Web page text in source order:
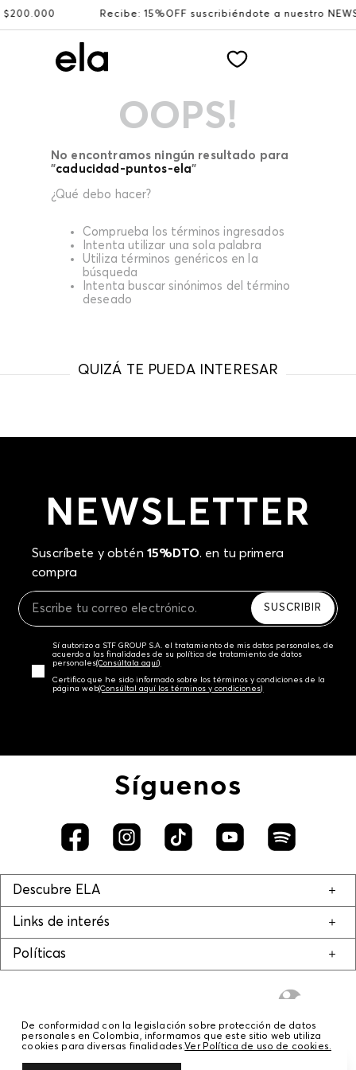
Recibe: 15%OFF suscribiéndote a nuestro
OOPS!
No encontramos ningún resultado para
"caducidad-puntos-ela"
¿Qué debo hacer?
Comprueba los términos ingresados
Intenta utilizar una sola palabra
Utiliza términos genéricos en la
búsqueda
Intenta buscar sinónimos del término
deseado
QUIZÁ TE PUEDA INTERESAR
NEWSLETTER
Suscríbete y obtén 15%DTO. en tu primera
compra
SUSCRIBIR
Sí autorizo a STF GROUP S.A. el tratamiento de mis datos personales, de
acuerdo a las finalidades de su política de tratamiento de datos
personales‎(Consúltala aquí)
Certifico que he sido informado sobre los términos y condiciones de la
página web‎(Consúltal aquí los términos y condiciones)
Síguenos
Descubre ELA
Links de interés
Políticas
© COPYRIGHT 2020 STF GROUP S.A. TODOS LOS DERECHOS RESERVADOS.
De conformidad con la legislación sobre protección de datos
personales en Colombia, informamos que este sitio web utiliza
cookies para diversas finalidades.Ver Política de uso de cookies.